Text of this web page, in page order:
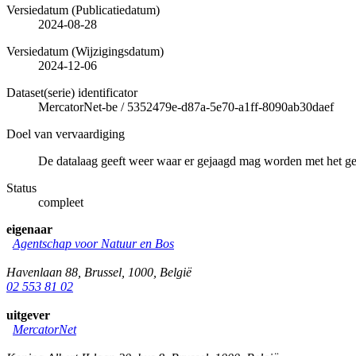
Versiedatum (Publicatiedatum)
2024-08-28
Versiedatum (Wijzigingsdatum)
2024-12-06
Dataset(serie) identificator
MercatorNet-be / 5352479e-d87a-5e70-a1ff-8090ab30daef
Doel van vervaardiging
De datalaag geeft weer waar er gejaagd mag worden met het
Status
compleet
eigenaar
Agentschap voor Natuur en Bos
Havenlaan 88 Brussel 1000 België
02 553 81 02
uitgever
MercatorNet